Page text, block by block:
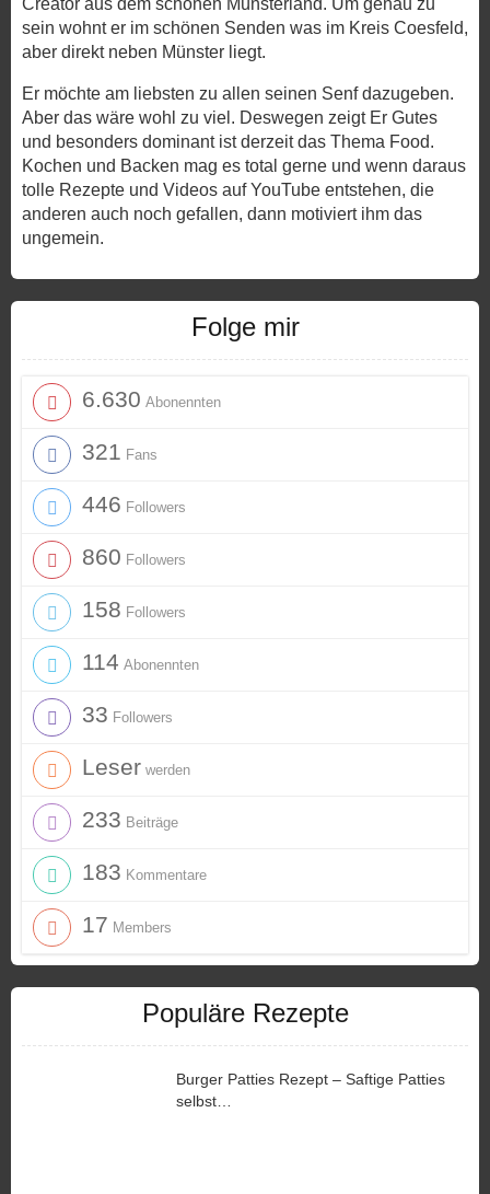
Creator aus dem schönen Münsterland. Um genau zu
sein wohnt er im schönen Senden was im Kreis Coesfeld,
aber direkt neben Münster liegt.
Er möchte am liebsten zu allen seinen Senf dazugeben.
Aber das wäre wohl zu viel. Deswegen zeigt Er Gutes
und besonders dominant ist derzeit das Thema Food.
Kochen und Backen mag es total gerne und wenn daraus
tolle Rezepte und Videos auf YouTube entstehen, die
anderen auch noch gefallen, dann motiviert ihm das
ungemein.
Folge mir
6.630 Abonennten
321 Fans
446 Followers
860 Followers
158 Followers
114 Abonennten
33 Followers
Leser werden
233 Beiträge
183 Kommentare
17 Members
Populäre Rezepte
Burger Patties Rezept – Saftige Patties
selbst…